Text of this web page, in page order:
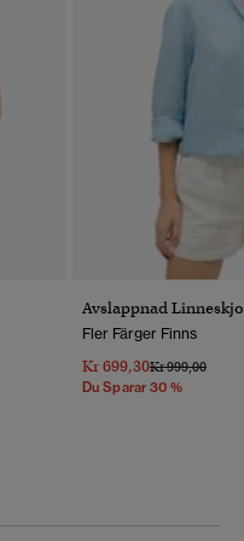
Avslappnad
Fler Färger Finns
Kr 699,30Pris Reducerat
Kr 999,00Till
Du Sparar 30 %